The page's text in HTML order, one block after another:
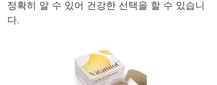
정확히 알 수 있어 건강한 선택을 할 수 있습니
다.